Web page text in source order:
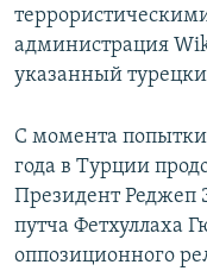
администрация
указанный
С момента попытки
года в Турции
Президент Реджеп
путча Фетхуллаха
оппозиционного